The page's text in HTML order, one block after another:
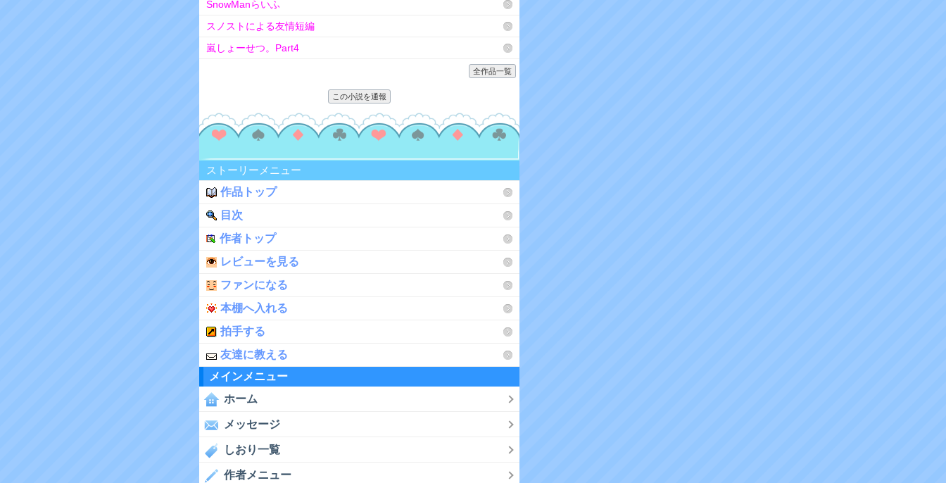
SnowManらいふ
スノストによる友情短編
嵐しょーせつ。Part4
全作品一覧
この小説を通報
ストーリーメニュー
作品トップ
目次
作者トップ
レビューを見る
ファンになる
本棚へ入れる
拍手する
友達に教える
メインメニュー
ホーム
メッセージ
しおり一覧
作者メニュー